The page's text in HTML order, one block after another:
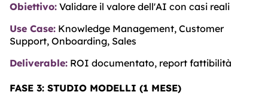
Obiettivo: Validare il valore dell'AI con casi reali
Use Case: Knowledge Management, Customer
Support, Onboarding, Sales
Deliverable: ROI documentato, report fattibilità
FASE 3: STUDIO MODELLI (1 MESE)